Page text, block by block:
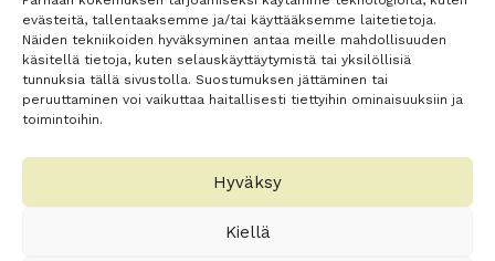
evästeitä, tallentaaksemme ja/tai käyttääksemme laitetietoja.
Näiden tekniikoiden hyväksyminen antaa meille mahdollisuuden
käsitellä tietoja, kuten selauskäyttäytymistä tai yksilöllisiä
tunnuksia tällä sivustolla. Suostumuksen jättäminen tai
peruuttaminen voi vaikuttaa haitallisesti tiettyihin ominaisuuksiin ja
toimintoihin.
Hyväksy
Kiellä
Paina tästä markkinointi hyväksyäksesi
markkinointievästeet ja ottaaksesi tämän